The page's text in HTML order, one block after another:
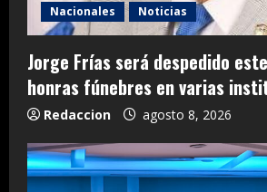
Nacionales Noticias
Jorge Frías será despedido
honras fúnebres en varias
Redaccion agosto 8, 2026